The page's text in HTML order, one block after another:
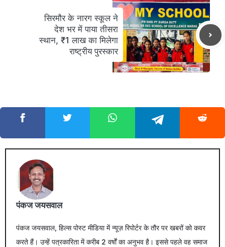
सिरमौर के नारग स्कूल ने
देश भर में पाया तीसरा
स्थान, ₹1 लाख का मिलेगा
राष्ट्रीय पुरस्कार
पंकज जयसवाल
पंकज जयसवाल, हिल्स पोस्ट मीडिया में न्यूज़ रिपोर्टर के तौर पर खबरों को कवर
करते हैं। उन्हें पत्रकारिता में करीब 2 वर्षों का अनुभव है। इससे पहले वह समाज